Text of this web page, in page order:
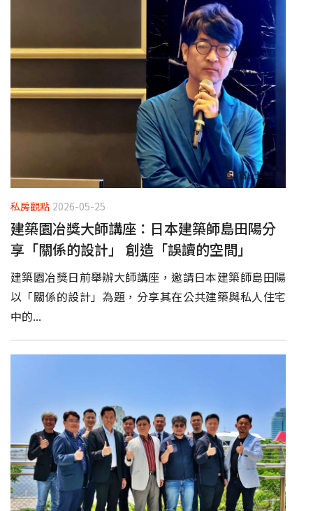
私房觀點 2026-05-25
建築園冶獎大師講座：日本建築師島田陽分
享「關係的設計」 創造「誤讀的空間」
建築園冶獎日前舉辦大師講座，邀請日本建築師島田陽
以「關係的設計」為題，分享其在公共建築與私人住宅
中的...